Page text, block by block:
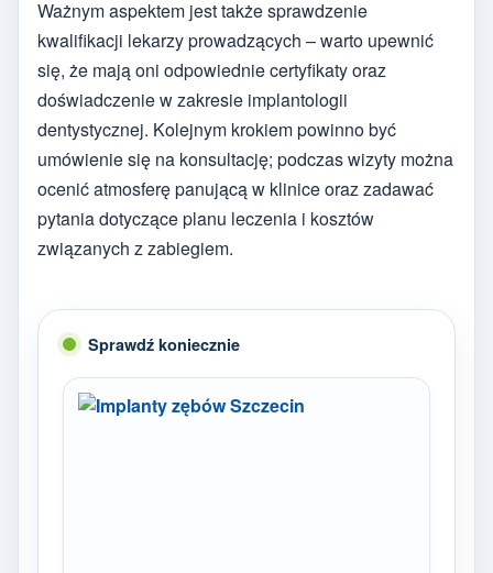
Ważnym aspektem jest także sprawdzenie
kwalifikacji lekarzy prowadzących – warto upewnić
się, że mają oni odpowiednie certyfikaty oraz
doświadczenie w zakresie implantologii
dentystycznej. Kolejnym krokiem powinno być
umówienie się na konsultację; podczas wizyty można
ocenić atmosferę panującą w klinice oraz zadawać
pytania dotyczące planu leczenia i kosztów
związanych z zabiegiem.
Sprawdź koniecznie